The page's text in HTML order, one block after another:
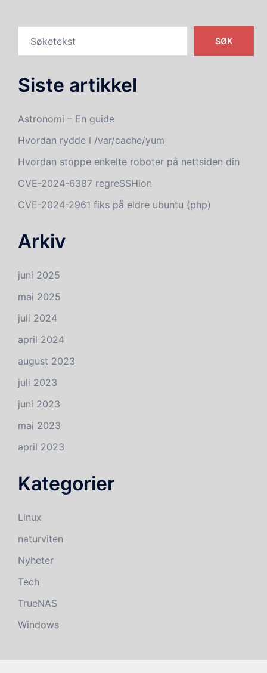
SØK
Siste artikkel
Astronomi – En guide
Hvordan rydde i /var/cache/yum
Hvordan stoppe enkelte roboter på nettsiden din
CVE-2024-6387 regreSSHion
CVE-2024-2961 fiks på eldre ubuntu (php)
Arkiv
juni 2025
mai 2025
juli 2024
april 2024
august 2023
juli 2023
juni 2023
mai 2023
april 2023
Kategorier
Linux
naturviten
Nyheter
Tech
TrueNAS
Windows